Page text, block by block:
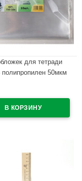
для тетради
полипропилен 50мкм
наборе арт.Т50-10п